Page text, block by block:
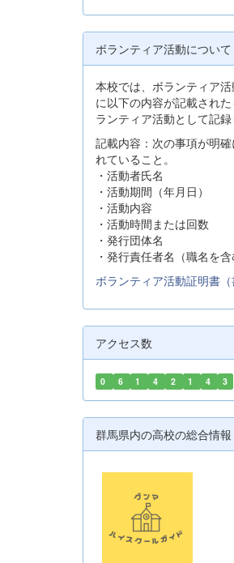
ボランティア活動について
本校では、ボランティア
に以下の内容が記載され
ランティア活動として記録
記載内容：次の事項が明確
れていること。
・活動者氏名
・活動期間（年月日）
・活動内容
・活動時間または回数
・発行団体名
・発行責任者名（職名を含
ボランティア活動証明書（
アクセス数
0 6 1 4 2 1 4 3
群馬県内の高校の総合情報